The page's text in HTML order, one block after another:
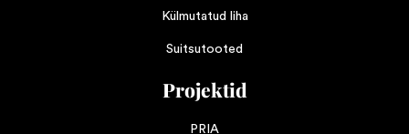
Külmutatud liha
Suitsutooted
Projektid
PRIA